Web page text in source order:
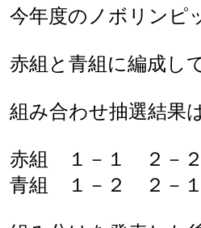
今年度のノボリンピ
赤組と青組に編成し
組み合わせ抽選結果
赤組 １－１ ２－
青組 １－２ ２－